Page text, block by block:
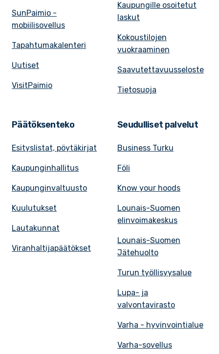
SunPaimio -
mobiilisovellus
Tapahtumakalenteri
Uutiset
VisitPaimio
Kaupungille osoitetut
laskut
Kokoustilojen
vuokraaminen
Saavutettavuusseloste
Tietosuoja
Päätöksenteko
Esityslistat, pöytäkirjat
Kaupunginhallitus
Kaupunginvaltuusto
Kuulutukset
Lautakunnat
Viranhaltijapäätökset
Seudulliset palvelut
Business Turku
Föli
Know your hoods
Lounais-Suomen
elinvoimakeskus
Lounais-Suomen
Jätehuolto
Turun työllisyysalue
Lupa- ja
valvontavirasto
Varha - hyvinvointialue
Varha-sovellus